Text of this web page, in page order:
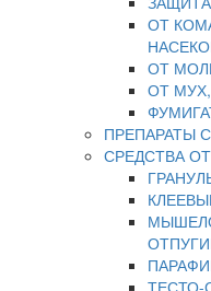
ОТ
ОТ
ОТ
ПРЕПАРАТЫ
СРЕДСТВА